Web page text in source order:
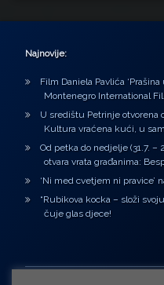
Najnovije:
Film Daniela Pavlića
Montenegro International
U središtu Petrinje otvorena
Kultura vraćena kući, u
Od petka do nedjelje (31.7.
otvara vrata građanima:
‘Ni med cvetjem ni pravice’
“Rubikova kocka – složi
čuje glas djece!